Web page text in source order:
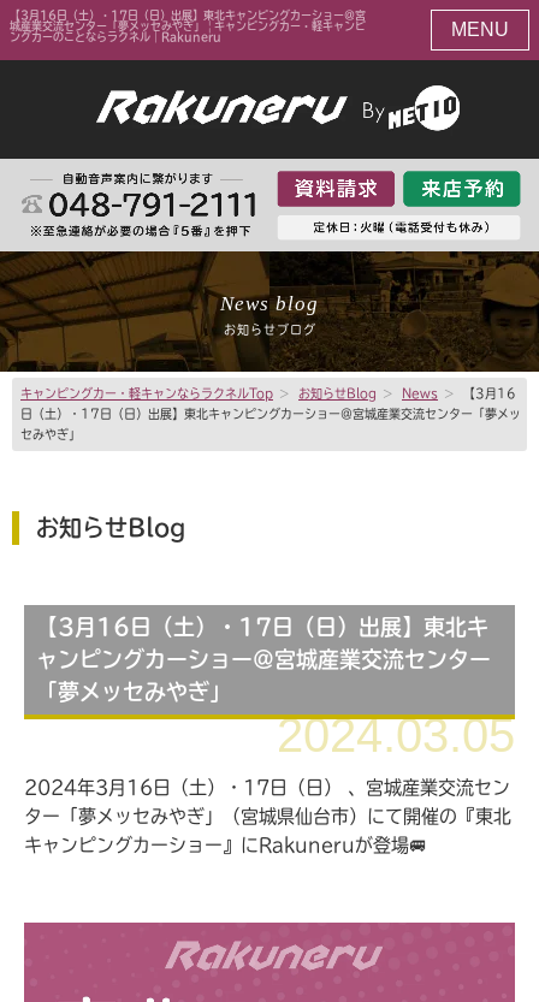
【3月16日（土）・17日（日）出展】東北キャンピングカーショー＠宮
城産業交流センター「夢メッセみやぎ」 | キャンピングカー・軽キャンピ
ングカーのことならラクネル｜Rakuneru
MENU
News blog
お知らせブログ
キャンピングカー・軽キャンならラクネルTop > お知らせBlog > News >
【3月16
日（土）・17日（日）出展】東北キャンピングカーショー＠宮城産業交流センター「夢メッ
セみやぎ」
お知らせBlog
【3月16日（土）・17日（日）出展】東北キ
ャンピングカーショー＠宮城産業交流センター
「夢メッセみやぎ」
2024.03.05
2024年3月16日（土）・17日（日） 、宮城産業交流セン
ター「夢メッセみやぎ」（宮城県仙台市）にて開催の『東北
キャンピングカーショー』にRakuneruが登場🚐